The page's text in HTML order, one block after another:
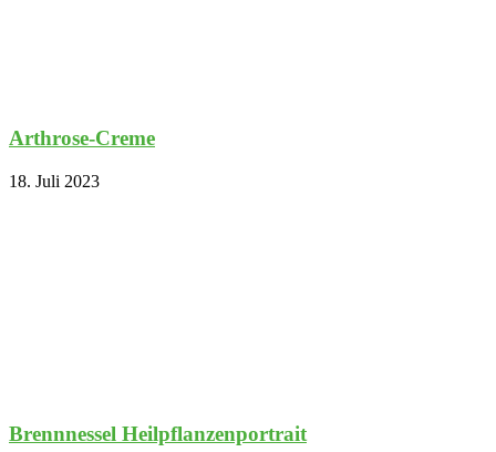
Arthrose-Creme
18. Juli 2023
Brennnessel Heilpflanzenportrait